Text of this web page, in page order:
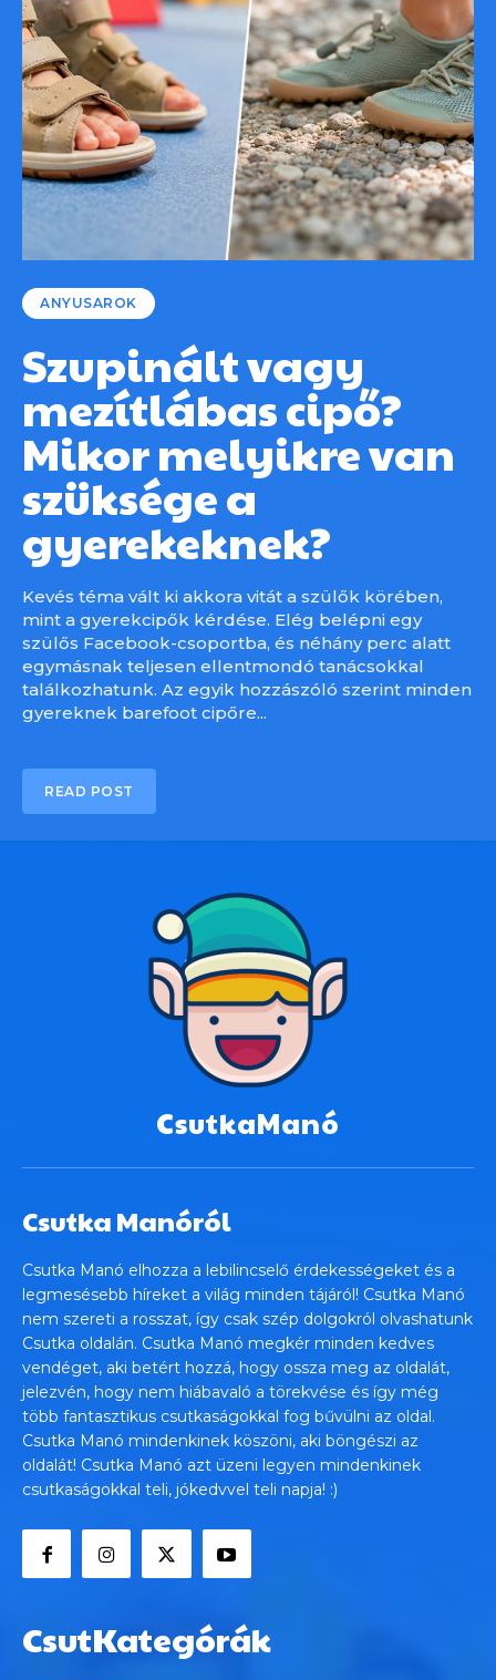
ANYUSAROK
Szupinált vagy
mezítlábas cipő?
Mikor melyikre van
szüksége a
gyerekeknek?
Kevés téma vált ki akkora vitát a szülők körében,
mint a gyerekcipők kérdése. Elég belépni egy
szülős Facebook-csoportba, és néhány perc alatt
egymásnak teljesen ellentmondó tanácsokkal
találkozhatunk. Az egyik hozzászóló szerint minden
gyereknek barefoot cipőre...
READ POST
CsutkaManó
Csutka Manóról
Csutka Manó elhozza a lebilincselő érdekességeket és a
legmesésebb híreket a világ minden tájáról! Csutka Manó
nem szereti a rosszat, így csak szép dolgokról olvashatunk
Csutka oldalán. Csutka Manó megkér minden kedves
vendéget, aki betért hozzá, hogy ossza meg az oldalát,
jelezvén, hogy nem hiábavaló a törekvése és így még
több fantasztikus csutkaságokkal fog bűvülni az oldal.
Csutka Manó mindenkinek köszöni, aki böngészi az
oldalát! Csutka Manó azt üzeni legyen mindenkinek
csutkaságokkal teli, jókedvvel teli napja! :)
CsutKategórák